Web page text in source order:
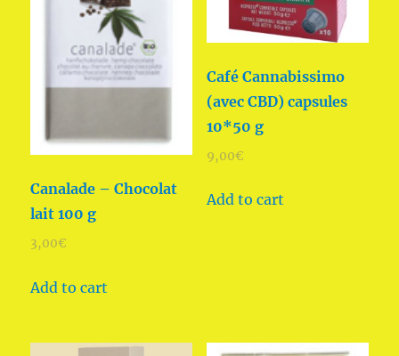
Canalade – Chocolat
lait 100 g
3,00€
Add to cart
Café Cannabissimo
(avec CBD) capsules
10*50 g
9,00€
Add to cart